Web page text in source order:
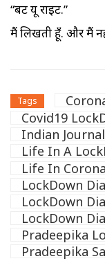
“बट यू राइट.”
मैं लिखती हूँ. और मैं
Tags
Covid19
Indian
Life In A
Life In
LockDown
LockDown
LockDown
Pradeepika
Pradeepika